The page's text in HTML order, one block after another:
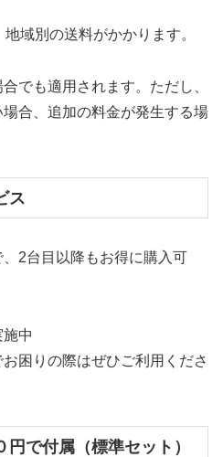
域別の送料がかかります。
でも適用されます。ただし、
合、追加の料金が発生する場
ス
2台目以降もお得に購入可
施中
困りの際はぜひご利用くださ
で付属（標準セット）